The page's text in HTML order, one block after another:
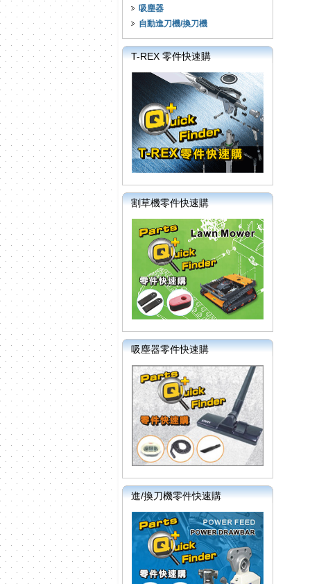
吸塵器
自動進刀機/換刀機
T-REX 零件快速購
割草機零件快速購
吸塵器零件快速購
進/換刀機零件快速購